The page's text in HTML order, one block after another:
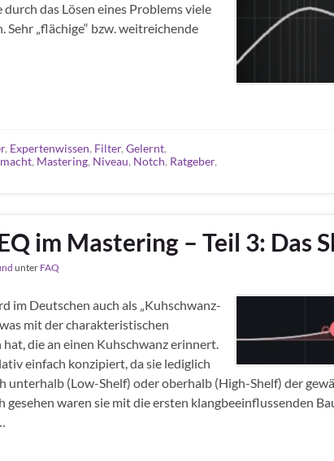
das Lösen eines Problems viele
Sehr „flächige“ bzw. weitreichende
, Expertenwissen, Filter, Gelernt,
, Mastering, Niveau, Notch, Ratgeber,
im Mastering – Teil 3: Das
unter FAQ
im Deutschen auch als „Kuhschwanz-
mit der charakteristischen
die an einen Kuhschwanz erinnert.
einfach konzipiert, da sie lediglich
unterhalb (Low-Shelf) oder oberhalb (High-Shelf) der
gesehen waren sie mit die ersten klangbeeinflussenden